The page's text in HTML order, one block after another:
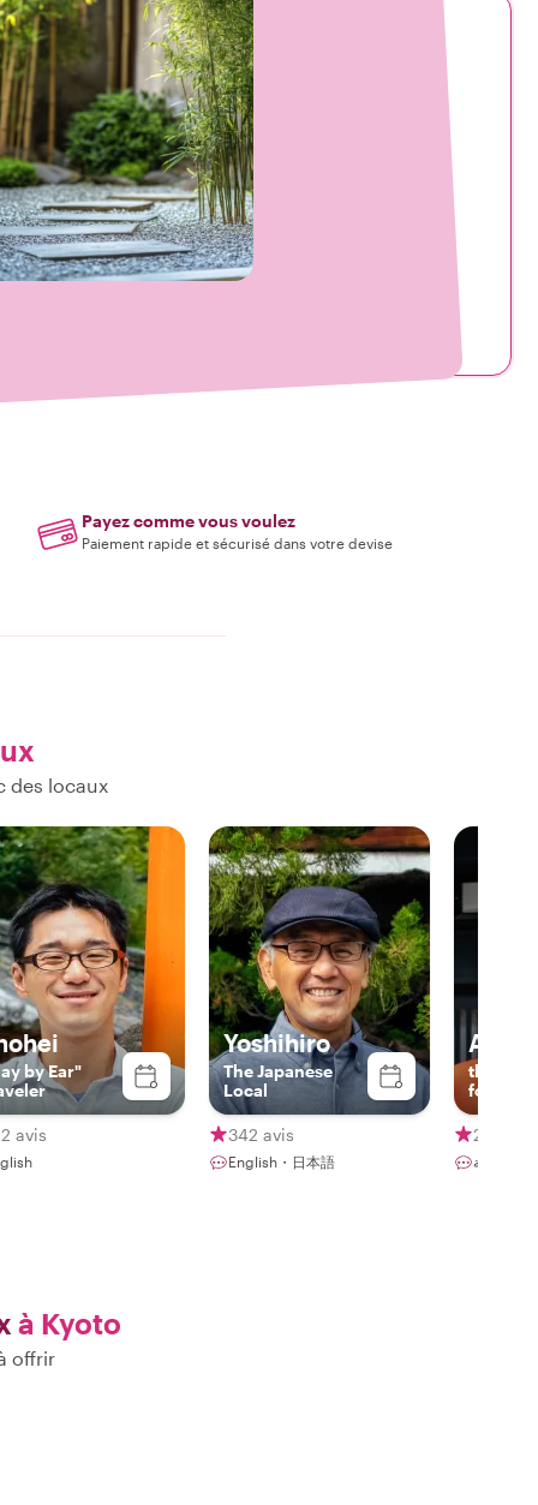
Payez comme vous voulez
Paiement rapide et sécurisé dans votre devise
des locaux
by Ear"
avis
Yoshihiro
The Japanese
Local
342 avis
English・日本語
the
foreign
23 avis
à Kyoto
offrir